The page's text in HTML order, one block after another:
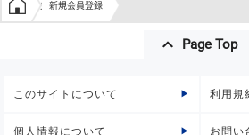
学生の窓口トップ
新規会員登録
Page Top
このサイトについて 利用規
個人情報について お問い